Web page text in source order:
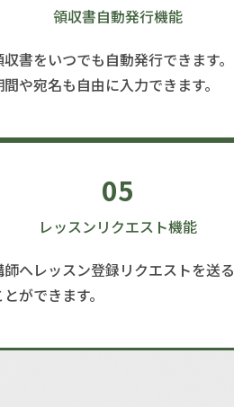
領収書自動発行機能
収書をいつでも自動発行できます。
間や宛名も自由に入力できます。
05
レッスンリクエスト機能
師へレッスン登録リクエストを送る
とができます。